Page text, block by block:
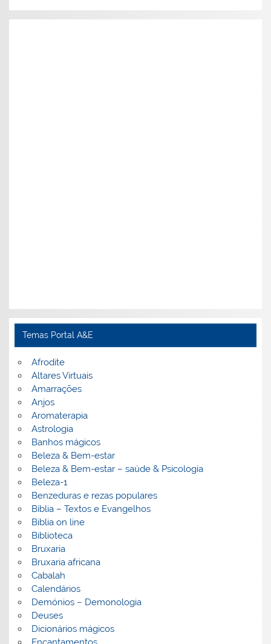
Temas Portal A&E
Afrodite
Altares Virtuais
Amarrações
Anjos
Aromaterapia
Astrologia
Banhos mágicos
Beleza & Bem-estar
Beleza & Bem-estar – saúde & Psicologia
Beleza-1
Benzeduras e rezas populares
Bíblia – Textos e Evangelhos
Biblia on line
Biblioteca
Bruxaria
Bruxaria africana
Cabalah
Calendários
Demónios – Demonologia
Deuses
Dicionários mágicos